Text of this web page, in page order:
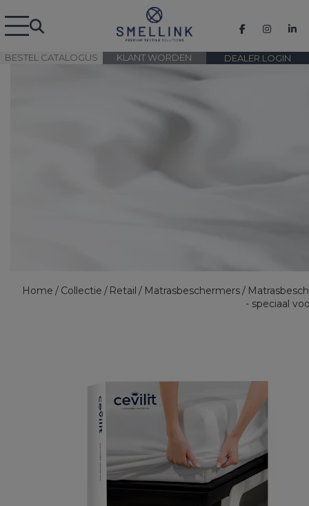
BESTEL CATALOGUS DEALER LOGIN
KLANT WORDEN
Home Collectie Retail Matrasbeschermers
- speciaal